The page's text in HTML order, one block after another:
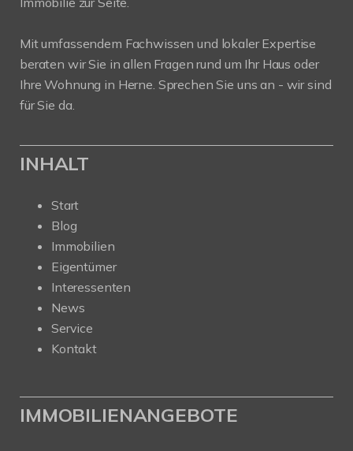
Mit umfassendem Fachwissen und lokaler Expertise
beraten wir Sie in allen Fragen rund um Ihr Haus oder
Ihre Wohnung in Herne. Sprechen Sie uns an - wir sind
für Sie da.
INHALT
Start
Blog
Immobilien
Eigentümer
Interessenten
News
Service
Kontakt
IMMOBILIENANGEBOTE